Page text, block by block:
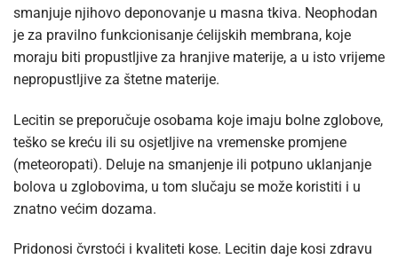
smanjuje njihovo deponovanje u masna tkiva. Neophodan
je za pravilno funkcionisanje ćelijskih membrana, koje
moraju biti propustljive za hranjive materije, a u isto vrijeme
nepropustljive za štetne materije.
Lecitin se preporučuje osobama koje imaju bolne zglobove,
teško se kreću ili su osjetljive na vremenske promjene
(meteoropati). Deluje na smanjenje ili potpuno uklanjanje
bolova u zglobovima, u tom slučaju se može koristiti i u
znatno većim dozama.
Pridonosi čvrstoći i kvaliteti kose. Lecitin daje kosi zdravu